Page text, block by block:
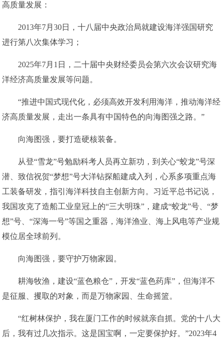
高质量发展：
2013年7月30日，十八届中央政治局就建设海洋强国研究
进行第八次集体学习；
2025年7月1日，二十届中央财经委员会第六次会议研究海
洋经济高质量发展等问题。
“推进中国式现代化，必须高效开发利用海洋，推动海洋经
济高质量发展，走出一条具有中国特色的向海图强之路。”
向海图强，要打造硬核装备。
从登“雪龙”号勉励科考人员再立新功，到关心“蛟龙”号深
潜、致信祝贺“梦想”号大洋钻探船建成入列，心系多项重点海
工装备研发，指引海洋科技自主创新方向。习近平总书记说，
我国攻克了造船工业皇冠上的“三大明珠”，建成“蛟龙”号、“梦
想”号、“深海一号”等国之重器，海洋渔业、海上风电等产业规
模位居全球前列。
向海图强，要守护万物家园。
耕海牧渔，建设“蓝色粮仓”，开发“蓝色药库”，但海洋不
是征服、攫取的对象，而是万物家园、生命摇篮。
“红树林保护，我在厦门工作的时候就亲自抓。党的十八大
后，我有过几次指示。这是国宝啊，一定要保护好。”2023年4